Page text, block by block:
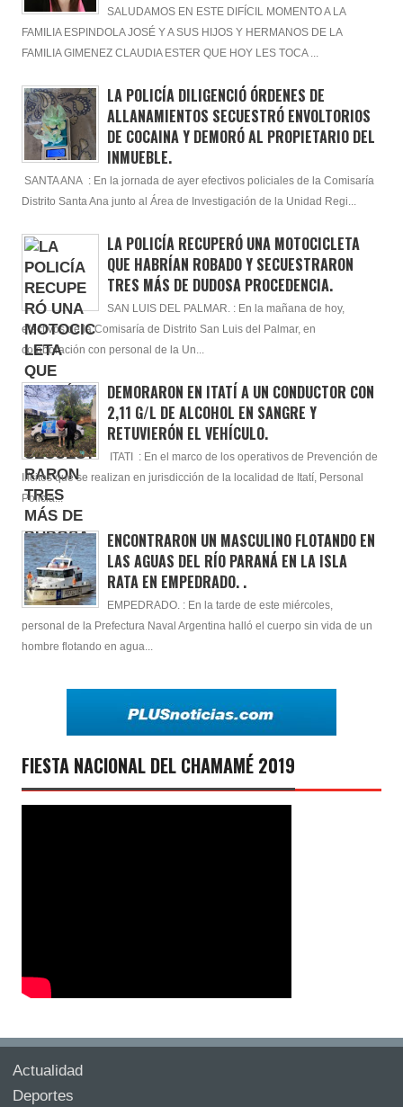
SALUDAMOS EN ESTE DIFÍCIL MOMENTO A LA
FAMILIA ESPINDOLA JOSÉ Y A SUS HIJOS Y HERMANOS DE LA
FAMILIA GIMENEZ CLAUDIA ESTER QUE HOY LES TOCA ...
LA POLICÍA DILIGENCIÓ ÓRDENES DE
ALLANAMIENTOS SECUESTRÓ ENVOLTORIOS
DE COCAINA Y DEMORÓ AL PROPIETARIO DEL
INMUEBLE.
SANTA ANA : En la jornada de ayer efectivos policiales de la Comisaría
Distrito Santa Ana junto al Área de Investigación de la Unidad Regi...
LA POLICÍA RECUPERÓ UNA MOTOCICLETA
QUE HABRÍAN ROBADO Y SECUESTRARON
TRES MÁS DE DUDOSA PROCEDENCIA.
SAN LUIS DEL PALMAR. : En la mañana de hoy,
efectivos de la Comisaría de Distrito San Luis del Palmar, en
colaboración con personal de la Un...
DEMORARON EN ITATÍ A UN CONDUCTOR CON
2,11 G/L DE ALCOHOL EN SANGRE Y
RETUVIERÓN EL VEHÍCULO.
ITATI : En el marco de los operativos de Prevención de
Ilícitos que se realizan en jurisdicción de la localidad de Itatí, Personal
Policia...
ENCONTRARON UN MASCULINO FLOTANDO EN
LAS AGUAS DEL RÍO PARANÁ EN LA ISLA
RATA EN EMPEDRADO. .
EMPEDRADO. : En la tarde de este miércoles,
personal de la Prefectura Naval Argentina halló el cuerpo sin vida de un
hombre flotando en agua...
FIESTA NACIONAL DEL CHAMAMÉ 2019
Actualidad
Deportes